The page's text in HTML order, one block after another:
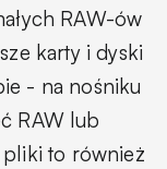
RAW-ów
karty i dyski
- na nośniku
RAW lub
pliki to również